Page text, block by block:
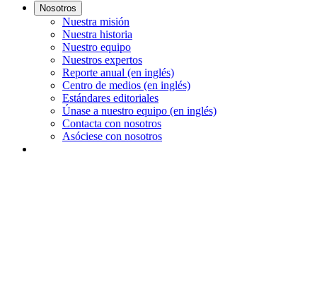
Nosotros
Nuestra misión
Nuestra historia
Nuestro equipo
Nuestros expertos
Reporte anual (en inglés)
Centro de medios (en inglés)
Estándares editoriales
Únase a nuestro equipo (en inglés)
Contacta con nosotros
Asóciese con nosotros